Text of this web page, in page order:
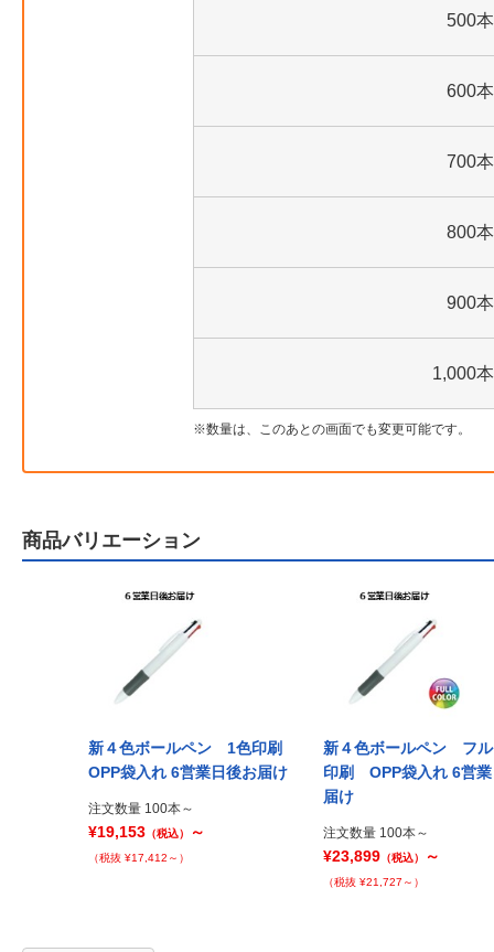
500本
600本
700本
800本
900本
1,000本
数量は、このあとの画面でも変更可能です。
商品バリエーション
新４色ボールペン 1色印刷
OPP袋入れ 6営業日後お届け
注文数量 100本～
¥19,153 （税込） ～
（税抜 ¥17,412～）
新４色ボールペン フ
印刷 OPP袋入れ 6営業
届け
注文数量 100本～
¥23,899 （税込） ～
（税抜 ¥21,727～）